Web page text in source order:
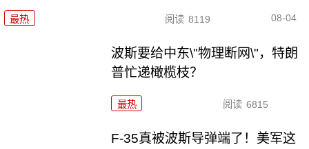
最热 阅读 8119 08-04
波斯要给中东\"物理断网\"，特朗
普忙递橄榄枝？
最热 阅读 6815
F-35真被波斯导弹端了！美军这